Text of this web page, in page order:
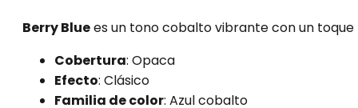
Berry Bluees un tono cobalto vibrante con un
Cobertura: Opaca
Efecto: Clásico
Familia de color: Azul cobalto